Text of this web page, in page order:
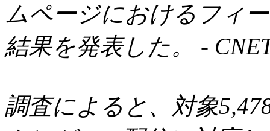
ムページにおけるフィ
結果を発表した。 -
調査によると、対象